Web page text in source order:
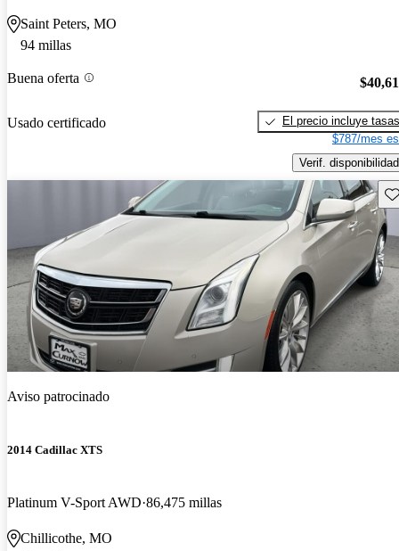
Saint Peters, MO
94 millas
Buena oferta
Usado certificado
El precio incluye tasas
$787/mes
Verif. disponibilidad
Aviso patrocinado
2014 Cadillac XTS
Platinum V-Sport AWD 86,475 millas
Chillicothe, MO